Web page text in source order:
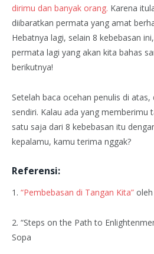
dirimu dan banyak orang. Karena
diibaratkan permata yang amat
Hebatnya lagi, selain 8 kebebasan
permata lagi yang akan kita bahas
berikutnya!
Setelah baca ocehan penulis di
sendiri. Kalau ada yang memberimu
satu saja dari 8 kebebasan itu
kepalamu, kamu terima nggak?
Referensi:
1. “Pembebasan di Tangan Kita”
2. “Steps on the Path to
Sopa